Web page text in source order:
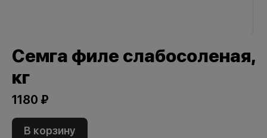
Семга филе слабосоленая,
кг
1180 ₽
В корзину